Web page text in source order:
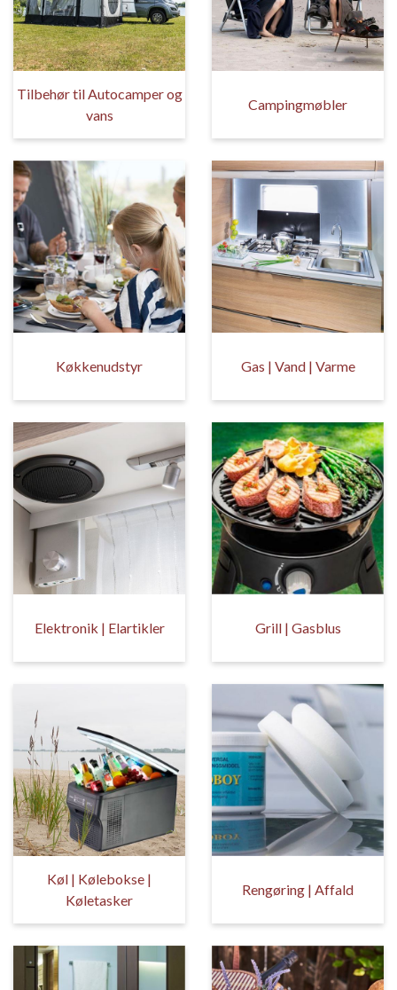
Tilbehør til Autocamper og
vans
Campingmøbler
Køkkenudstyr Gas | Vand | Varme
Elektronik | Elartikler Grill | Gasblus
Køl | Kølebokse |
Køletasker
Rengøring | Affald